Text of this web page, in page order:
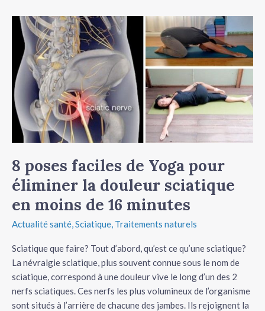
8 poses faciles de Yoga pour
éliminer la douleur sciatique
en moins de 16 minutes
Actualité santé Sciatique Traitements naturels
Sciatique que faire? Tout d’abord, qu’est ce qu’une sciatique?
La névralgie sciatique, plus souvent connue sous le nom de
sciatique, correspond à une douleur vive le long d’un des 2
nerfs sciatiques. Ces nerfs les plus volumineux de l’organisme
sont situés à l’arrière de chacune des jambes. Ils rejoignent la
poses
faciles
de
Yoga
pour
éliminer
douleur
en
moins
de
16
minutes